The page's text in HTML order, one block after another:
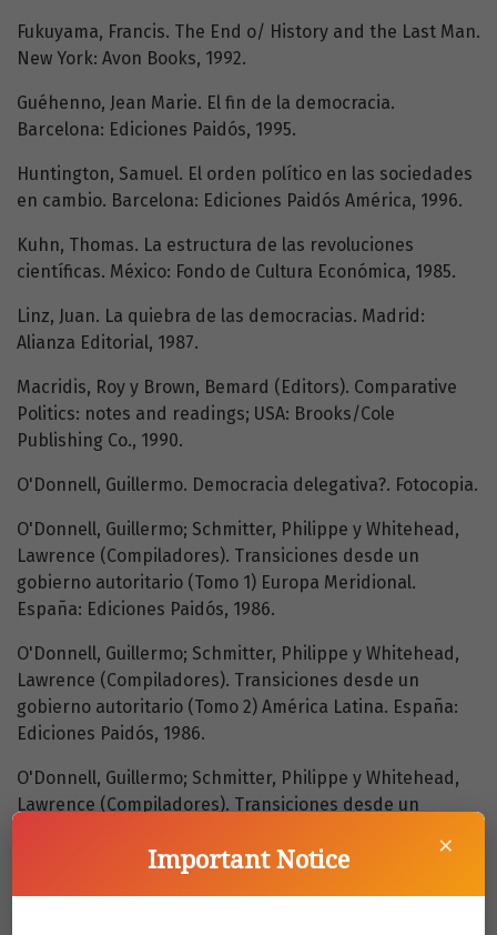
Fukuyama, Francis. The End o/ History and the Last Man.
New York: Avon Books, 1992.
Guéhenno, Jean Marie. El fin de la democracia.
Barcelona: Ediciones Paidós, 1995.
Huntington, Samuel. El orden político en las sociedades
en cambio. Barcelona: Ediciones Paidós América, 1996.
Kuhn, Thomas. La estructura de las revoluciones
científicas. México: Fondo de Cultura Económica, 1985.
Linz, Juan. La quiebra de las democracias. Madrid:
Alianza Editorial, 1987.
Macridis, Roy y Brown, Bemard (Editors). Comparative
Politics: notes and readings; USA: Brooks/Cole
Publishing Co., 1990.
O'Donnell, Guillermo. Democracia delegativa?. Fotocopia.
O'Donnell, Guillermo; Schmitter, Philippe y Whitehead,
Lawrence (Compiladores). Transiciones desde un
gobierno autoritario (Tomo 1) Europa Meridional.
España: Ediciones Paidós, 1986.
O'Donnell, Guillermo; Schmitter, Philippe y Whitehead,
Lawrence (Compiladores). Transiciones desde un
gobierno autoritario (Tomo 2) América Latina. España:
Ediciones Paidós, 1986.
O'Donnell, Guillermo; Schmitter, Philippe y Whitehead,
Lawrence (Compiladores). Transiciones desde un
España: Ediciones Paidós,1986.
Paz, Octavio. Conjunciones y disyunciones. Barcelona:
×
Important Notice